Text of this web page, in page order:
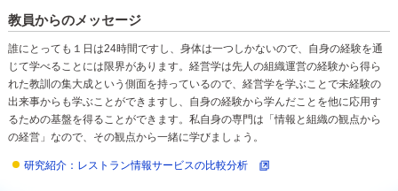
教員からのメッセージ
誰にとっても１日は24時間ですし、身体は一つしかないので、自身の経験を通
じて学べることには限界があります。経営学は先人の組織運営の経験から得ら
れた教訓の集大成という側面を持っているので、経営学を学ぶことで未経験の
出来事からも学ぶことができますし、自身の経験から学んだことを他に応用す
るための基盤を得ることができます。私自身の専門は「情報と組織の観点から
の経営」なので、その観点から一緒に学びましょう。
研究紹介：レストラン情報サービスの比較分析